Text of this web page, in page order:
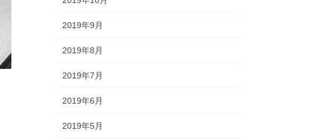
2019年9月
2019年8月
2019年7月
2019年6月
2019年5月